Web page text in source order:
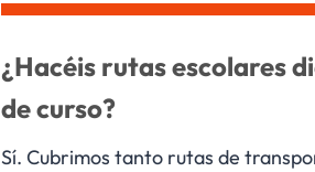
¿Hacéis rutas escolares
de curso?
Sí. Cubrimos tanto rutas de